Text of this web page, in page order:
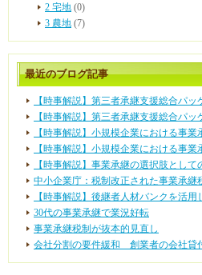
2 宅地 (0)
3 農地 (7)
最近のブログ記事
【時事解説】第三者承継支援総合パ
【時事解説】第三者承継支援総合パ
【時事解説】小規模企業における事
【時事解説】小規模企業における事
【時事解説】事業承継の選択肢とし
中小企業庁：税制改正された事業承継
【時事解説】後継者人材バンクを活
30代の事業承継で業況好転
事業承継税制が抜本的見直し
会社分割の要件緩和 創業者の会社貸